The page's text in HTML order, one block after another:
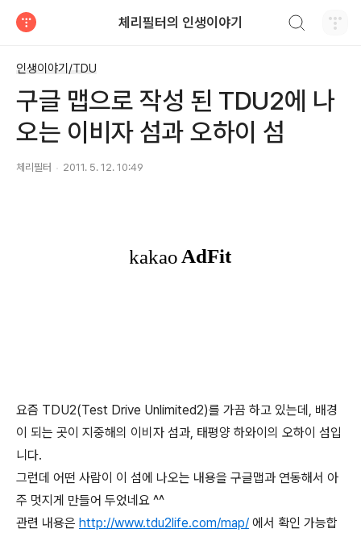
체리필터의 인생이야기
인생이야기/TDU
구글 맵으로 작성 된 TDU2에 나
오는 이비자 섬과 오하이 섬
체리필터 2011. 5. 12. 10:49
요즘 TDU2(Test Drive Unlimited2)를 가끔 하고 있는데, 배경
이 되는 곳이 지중해의 이비자 섬과, 태평양 하와이의 오하이 섬입
니다.
그런데 어떤 사람이 이 섬에 나오는 내용을 구글맵과 연동해서 아
주 멋지게 만들어 두었네요 ^^
관련 내용은 http://www.tdu2life.com/map/ 에서 확인 가능합